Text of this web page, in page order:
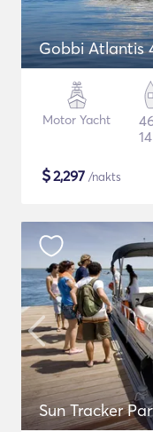
Gobbi Atlantis
Motor Yacht
$2,297 /nakts
Sun Tracker